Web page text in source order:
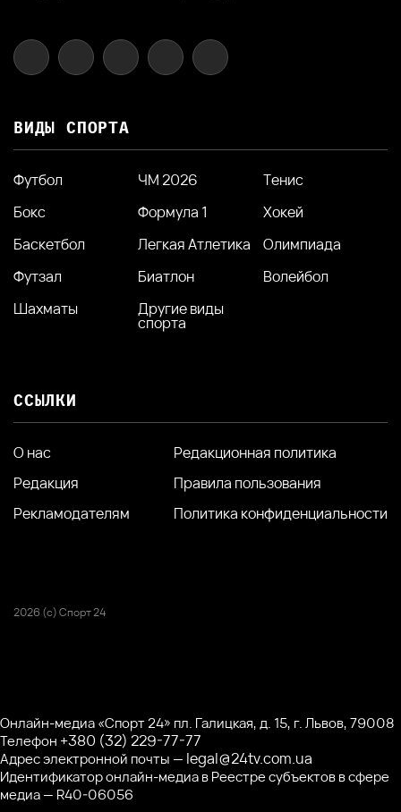
ВИДЫ СПОРТА
Футбол ЧМ 2026
Тенис
Бокс
Формула 1
Хокей
Баскетбол
Легкая Атлетика
Олимпиада
Футзал
Биатлон
Волейбол
Шахматы
Другие виды
спорта
ССЫЛКИ
О нас
Редакция
Рекламодателям
Редакционная политика
Правила пользования
Политика конфиденциальности
2026 (с) Спорт 24
Онлайн-медиа «Спорт 24» пл. Галицкая, д. 15, г. Львов, 79008
Телефон +380 (32) 229-77-77
Адрес электронной почты — legal@24tv.com.ua
Идентификатор онлайн-медиа в Реестре субъектов в сфере
медиа — R40-06056